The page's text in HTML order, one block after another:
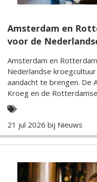
Amsterdam en
voor de
Amsterdam en
Nederlandse
aandacht te brengen. De
Kroeg en de
verder binnen de nieuwe
met een gezamenlijke
21 jul 2026 bij Nieuws